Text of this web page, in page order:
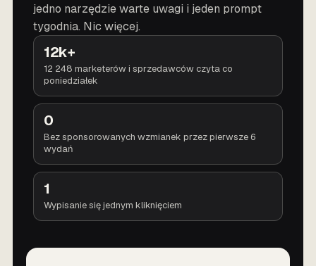
jedno narzędzie warte uwagi i jeden prompt
tygodnia. Nic więcej.
12k+
12 248 marketerów i sprzedawców czyta co
poniedziałek
0
Bez sponsorowanych wzmianek przez pierwsze 6
wydań
1
Wypisanie się jednym kliknięciem